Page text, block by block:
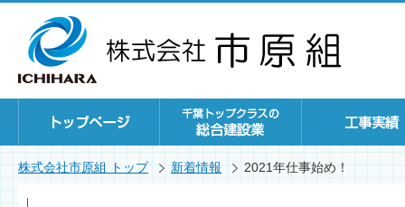
株式会社市原組 トップ 新着情報 2021年仕事始め！